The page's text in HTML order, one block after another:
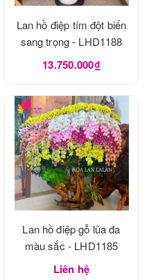
Lan hồ điệp tím đột biến
sang trọng - LHD1188
13.750.000₫
Lan hồ điệp gỗ lũa đa
màu sắc - LHD1185
Liên hệ